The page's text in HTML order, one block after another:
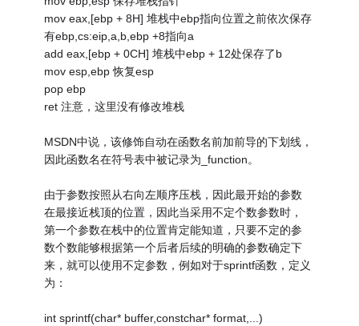
mov eax,[ebp + 8H] 堆栈中ebp指向位置之前依次保存
有ebp,cs:eip,a,b,ebp +8指向a
add eax,[ebp + 0CH] 堆栈中ebp + 12处保存了b
mov esp,ebp 恢复esp
pop ebp
ret 注意，这里没有修改堆栈
MSDN中说，该修饰自动在函数名前加前导的下划线，
因此函数名在符号表中被记录为_function。
由于参数按照从右向左顺序压栈，因此最开始的参数
在最接近栈顶的位置，因此当采用不定个数参数时，
第一个参数在栈中的位置肯定能知道，只要不定的参
数个数能够根据第一个后者后续的明确的参数确定下
来，就可以使用不定参数，例如对于sprintf函数，定义
为：
int sprintf(char* buffer,constchar* format,...)